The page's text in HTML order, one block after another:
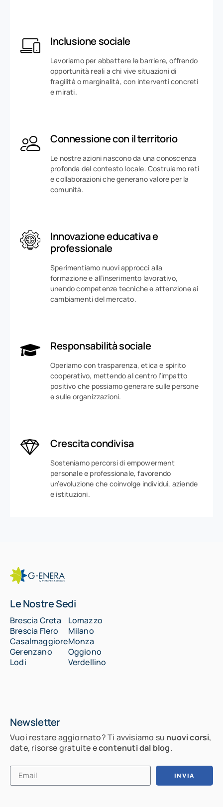
Inclusione sociale
Lavoriamo per abbattere le barriere, offrendo
opportunità reali a chi vive situazioni di
fragilità o marginalità, con interventi concreti
e mirati.
Connessione con il territorio
Le nostre azioni nascono da una conoscenza
profonda del contesto locale. Costruiamo reti
e collaborazioni che generano valore per la
comunità.
Innovazione educativa e
professionale
Sperimentiamo nuovi approcci alla
formazione e all’inserimento lavorativo,
unendo competenze tecniche e attenzione ai
cambiamenti del mercato.
Responsabilità sociale
Operiamo con trasparenza, etica e spirito
cooperativo, mettendo al centro l’impatto
positivo che possiamo generare sulle persone
e sulle organizzazioni.
Crescita condivisa
Sosteniamo percorsi di empowerment
personale e professionale, favorendo
un’evoluzione che coinvolge individui, aziende
e istituzioni.
Le Nostre Sedi
Brescia Creta
Brescia Flero
Casalmaggiore
Gerenzano
Lodi
Lomazzo
Milano
Monza
Oggiono
Verdellino
Newsletter
Vuoi restare aggiornato? Ti avvisiamo su nuovi corsi,
date, risorse gratuite econtenuti dal blog.
INVIA